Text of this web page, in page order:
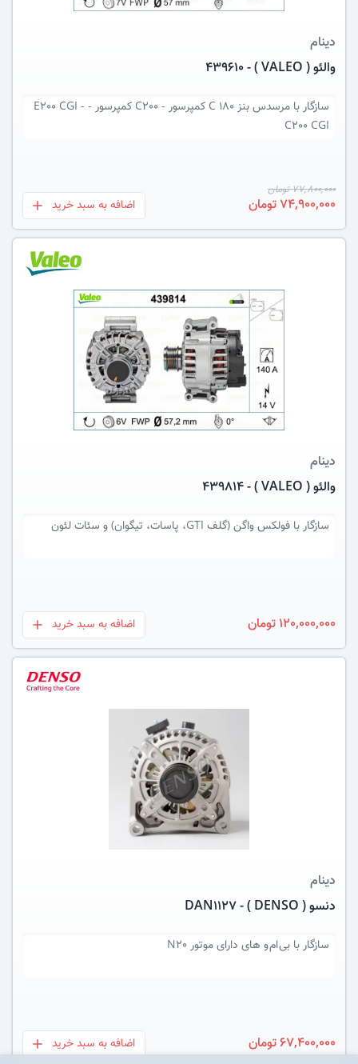
دینام
والئو ( VALEO ) - 439610
سازگار با
مرسدس بنز C 180 کمپرسور - C200 کمپرسور - E200 CGI -
C200 CGI
77,800,000 تومان
74,900,000 تومان بعلاوه
اضافه به سبد خرید
عکس کالا
دینام
والئو ( VALEO ) - 439814
سازگار با فولکس واگن (گلف GTI، پاسات، تیگوان) و سئات لئون
120,000,000 تومان بعلاوه
اضافه به سبد خرید
عکس کالا
دینام
دنسو ( DENSO ) - DAN1127
سازگار با بی ام و های دارای موتور N20
67,400,000 تومان بعلاوه
اضافه به سبد خرید